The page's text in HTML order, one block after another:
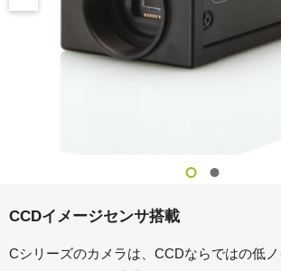
CCDイメージセンサ搭載
Cシリーズのカメラは、CCDならではの低